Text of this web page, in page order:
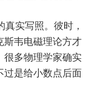
实写照。彼时，
斯韦电磁理论方才
很多物理学家确实
过是给小数点后面